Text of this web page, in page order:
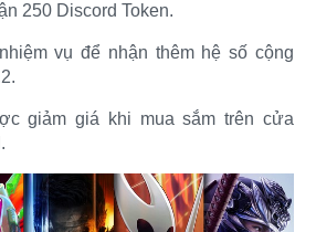
250 Discord Token.​
vụ để nhận thêm hệ số cộng
giảm giá khi mua sắm trên cửa